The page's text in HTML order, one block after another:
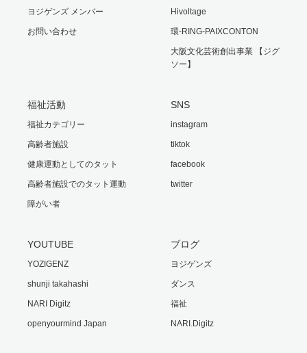
ヨジゲンズ メンバー
お問い合わせ
Hivoltage
環-RING-PAIXCONTON
大阪文化芸術創出事業 【ジグ
ソー】
福祉活動
福祉カテゴリー
高齢者施設
健康運動としてのタット
高齢者施設でのタット運動
障がい者
SNS
instagram
tiktok
facebook
twitter
YOUTUBE
YOZIGENZ
shunji takahashi
NARI Digitz
openyourmind Japan
ブログ
ヨジゲンズ
ダンス
福祉
NARI.Digitz